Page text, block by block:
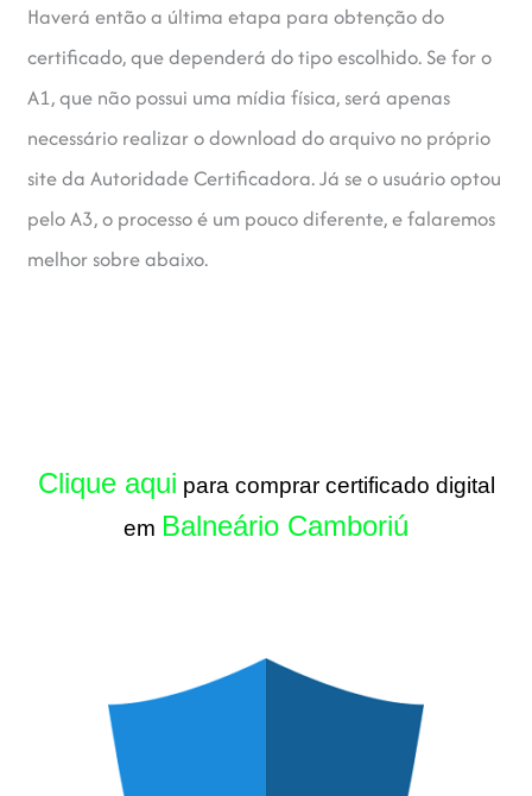
Haverá então a última etapa para obtenção do
certificado, que dependerá do tipo escolhido. Se for o
A1, que não possui uma mídia física, será apenas
necessário realizar o download do arquivo no próprio
site da Autoridade Certificadora. Já se o usuário optou
pelo A3, o processo é um pouco diferente, e falaremos
melhor sobre abaixo.
Clique aqui para comprar certificado digital
em Balneário Camboriú